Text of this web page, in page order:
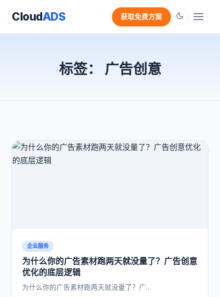
CloudADS 获取免费方案
标签： 广告创意
企业服务
为什么你的广告素材跑两天就没量了？广告创意
优化的底层逻辑
为什么你的广告素材跑两天就没量了？广…